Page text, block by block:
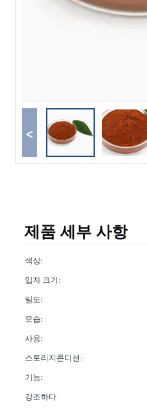
<
제품 세부 사항
색상:
입자 크기:
밀도:
모습:
사용:
스토리지콘디션:
기능:
강조하다